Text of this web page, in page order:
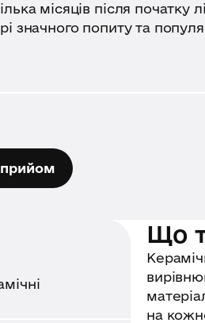
місяців після початку
значного попиту та
Що
на